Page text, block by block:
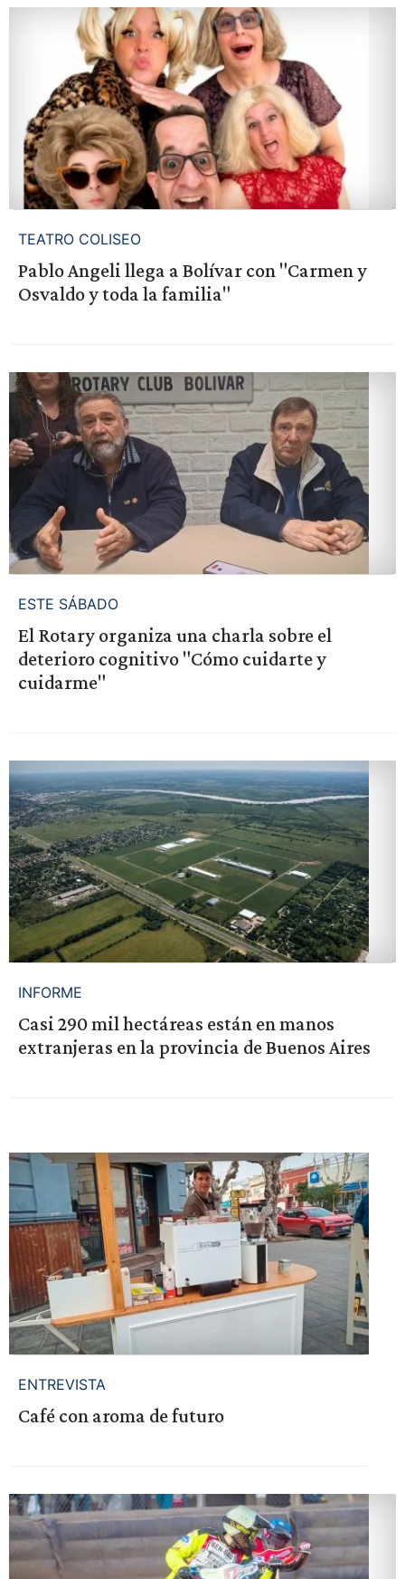
TEATRO COLISEO
Pablo Angeli llega a Bolívar con "Carmen y
Osvaldo y toda la familia"
ESTE SÁBADO
El Rotary organiza una charla sobre el
deterioro cognitivo "Cómo cuidarte y
cuidarme"
INFORME
Casi 290 mil hectáreas están en manos
extranjeras en la provincia de Buenos Aires
ENTREVISTA
Café con aroma de futuro